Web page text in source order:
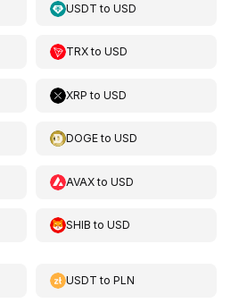
USDT toUSD
TRXtoUSD
XRP toUSD
DOGEtoUSD
AVAXtoUSD
SHIB toUSD
USDT toPLN